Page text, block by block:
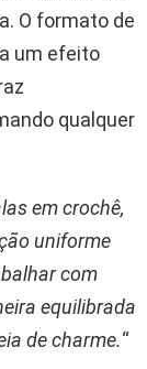
O formato de
um efeito
qualquer
em crochê,
uniforme
com
equilibrada
de charme.“